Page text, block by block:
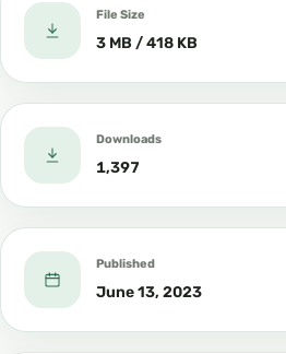
File Size
3 MB / 418 KB
Downloads
1,397
Published
June 13, 2023